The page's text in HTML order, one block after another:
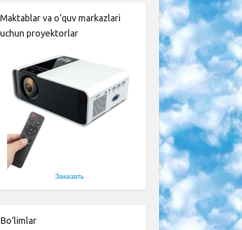
Maktablar va o‘quv markazlari
uchun proyektorlar
Заказать
Bo‘limlar